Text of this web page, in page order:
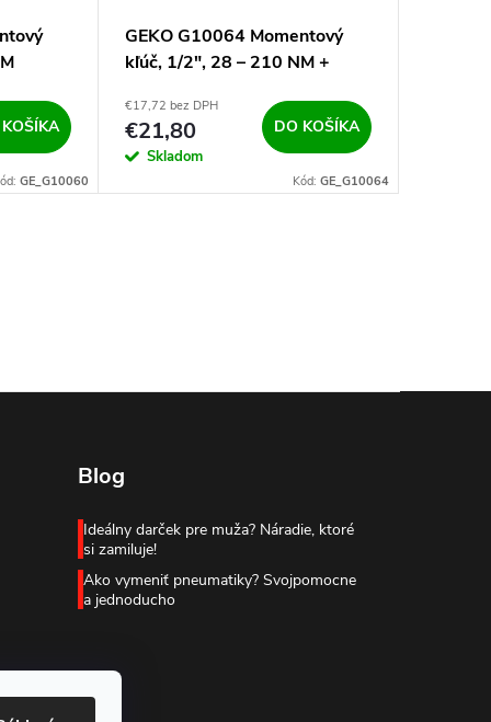
GE_G10060
GEKO G10064 Momentový
kľúč, 1/2", 28 – 210 NM +
€17,72 bez DPH
€21,80
Skladom
DO KOŠÍKA
Kód: GE_G10064
Blog
Ideálny darček pre muža? Náradie, ktoré
si zamiluje!
Ako vymeniť pneumatiky? Svojpomocne
a jednoducho